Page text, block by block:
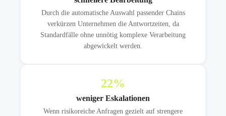
Durch die automatische Auswahl passender Chains
verkürzen Unternehmen die Antwortzeiten, da
Standardfälle ohne unnötig komplexe Verarbeitung
abgewickelt werden.
22%
weniger Eskalationen
Wenn risikoreiche Anfragen gezielt auf strengere